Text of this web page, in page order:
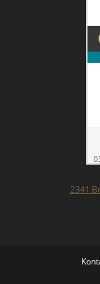
2341